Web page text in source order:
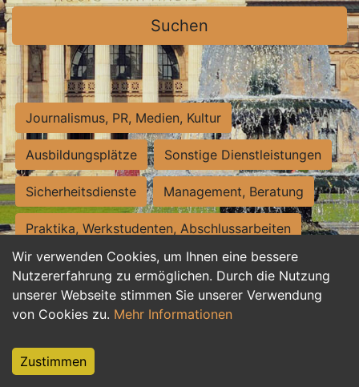
Wir verwenden Cookies, um Ihnen eine bessere
Nutzererfahrung zu ermöglichen. Durch die Nutzung
unserer Webseite stimmen Sie unserer Verwendung
von Cookies zu. Mehr Informationen
Zustimmen
Suchen
Journalismus, PR, Medien, Kultur
Ausbildungsplätze Sonstige Dienstleistungen
Sicherheitsdienste Management, Beratung
Praktika, Werkstudenten, Abschlussarbeiten
Personalwesen Assistenz, Sekretariat
Hilfskräfte, Aushilfs- und Nebenjobs
Weiterbildung, Studium, duale Ausbildung